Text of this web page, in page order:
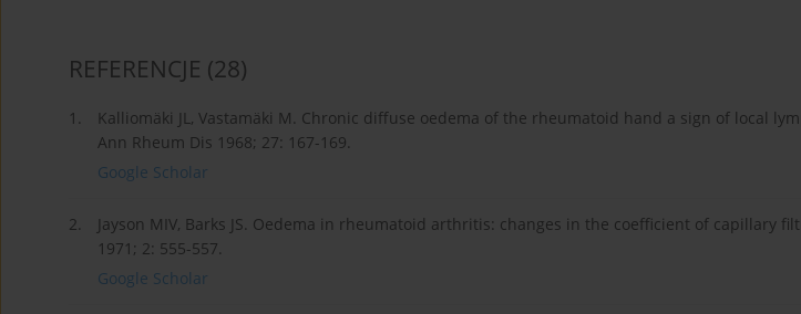
REFERENCJE (28)
1.
Kalliomäki JL, Vastamäki M. Chronic diffuse oedema of the rheumatoid hand a sign of local
Ann Rheum Dis 1968; 27: 167-169.
Google Scholar
2.
Jayson MIV, Barks JS. Oedema in rheumatoid arthritis: changes in the coefficient of capillary
1971; 2: 555-557.
Google Scholar